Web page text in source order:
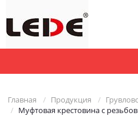
Главная Продукция
Муфтовая крестовина с